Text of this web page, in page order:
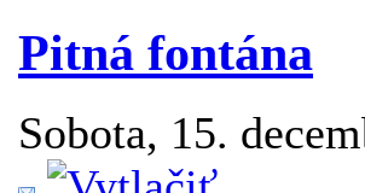
Pitná fontána
Sobota, 15.